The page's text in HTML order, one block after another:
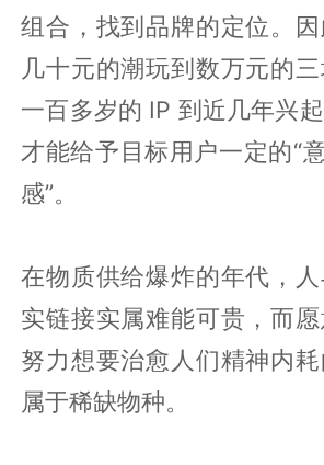
组合，找到品牌的定位。
几十元的潮玩到数万元的
一百多岁的 IP 到近几年兴
才能给予目标用户一定的“
感”。
在物质供给爆炸的年代，
实链接实属难能可贵，而愿
努力想要治愈人们精神内
属于稀缺物种。